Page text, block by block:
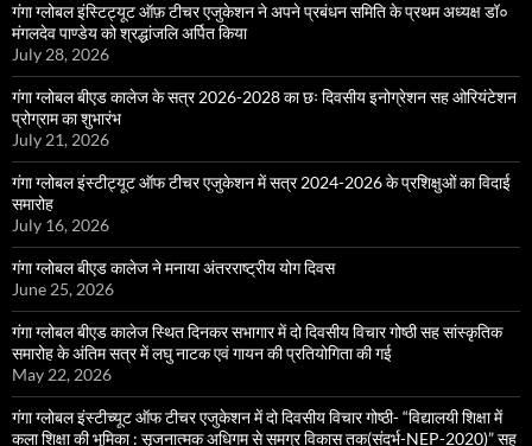
गंगा ग्लोबल इंस्टिट्यूट ऑफ़ टीचर एजुकेशन ने अपने प्रबंधन समिति के प्रथम अध्यक्ष डॉ०
मंगलदेव पाण्डेय को श्रद्धांजलि अर्पित किया
July 28, 2026
गंगा ग्लोबल बीएड कालेज के सत्र 2026-2028 का छः दिवसीय इनोग्रेशन सह ओरियंटेशन
प्रोग्राम का शुभारंभ
July 21, 2026
गंगा ग्लोबल इंस्टीट्यूट ऑफ टीचर एजुकेशन में सत्र 2024-2026 के प्रशिक्षुओं का विदाई
समारोह
July 16, 2026
गंगा ग्लोबल बीएड कालेज ने मनाया अंतरराष्ट्रीय योग दिवस
June 25, 2026
गंगा ग्लोबल बीएड कालेज स्थित दिनकर सभागार में दो दिवसीय विचार गोष्ठी सह सांस्कृतिक
समारोह के अंतिम सत्र में लघु नाटक एवं गायन की प्रतियोगिता की गई
May 22, 2026
गंगा ग्लोबल इंस्टीच्यूट ऑफ टीचर एजुकेशन में दो दिवसीय विचार गोष्ठी- “विद्यालयी शिक्षा में
कला शिक्षा की भूमिका : सृजनात्मक अधिगम से समग्र विकास तक(संदर्भ-NEP-2020)” सह